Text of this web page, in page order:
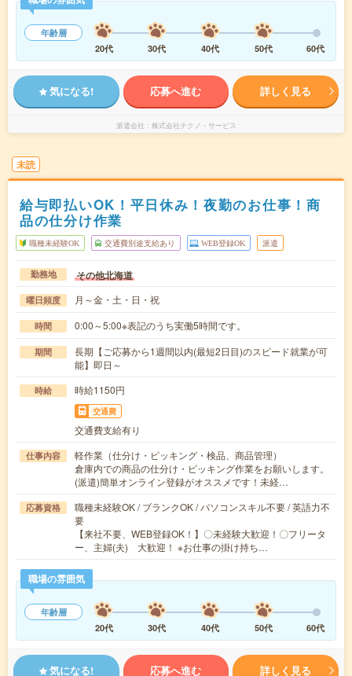
年齢層
20代
30代 40代 50代 60代
気になる! 応募へ進む 詳しく見る
派遣会社 株式会社テクノ・サービス
未読
給与即払いOK！平日休み！夜勤のお仕事！商
品の仕分け作業
職種未経験OK 交通費別途支給あり WEB登録OK 派遣
勤務地 その他北海道
曜日頻度 月～金・土・日・祝
時間 0:00～5:00※表記のうち実働5時間です。
期間
長期【ご応募から1週間以内(最短2日目)のスピード就業が可
能】即日～
時給 時給1150円
交通費
交通費支給有り
仕事内容
軽作業（仕分け・ピッキング・検品、商品管理）
倉庫内での商品の仕分け・ピッキング作業をお願いします。
(派遣)簡単オンライン登録がオススメです！未経…
応募資格
職種未経験OK / ブランクOK / パソコンスキル不要 / 英語力不
要
【来社不要、WEB登録OK！】〇未経験大歓迎！〇フリータ
ー、主婦(夫) 大歓迎！ ※お仕事の掛け持ち…
職場の雰囲気
年齢層
20代
30代 40代 50代 60代
気になる! 応募へ進む 詳しく見る